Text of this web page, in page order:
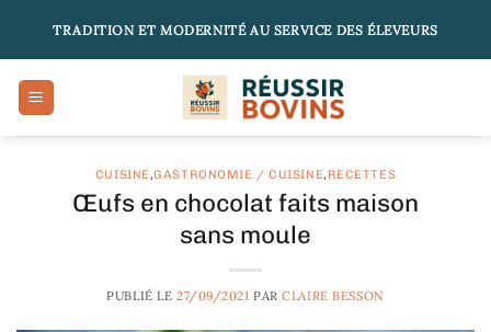
TRADITION ET MODERNITÉ AU SERVICE DES ÉLEVEURS
CUISINE ,GASTRONOMIE / CUISINE, RECETTES
Œufs en chocolat faits maison
sans moule
PUBLIÉ LE 27/09/2021 PARCLAIRE BESSON